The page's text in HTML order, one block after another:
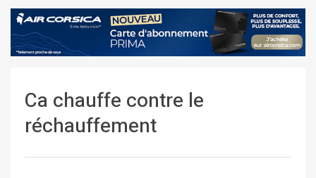
Ca chauffe contre le
réchauffement